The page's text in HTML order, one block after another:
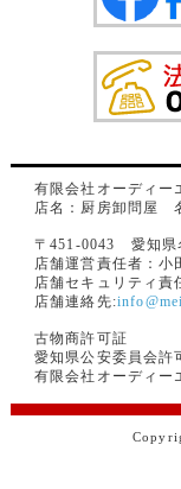
有限会社オーディー
店名：厨房卸問屋
〒451-0043 愛知県
店舗運営責任者：小
店舗セキュリティ責
店舗連絡先:
古物商許可証
愛知県公安委員会許
有限会社オーディー